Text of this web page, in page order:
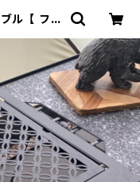
ル 【 フィ